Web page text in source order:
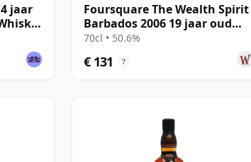
jaar
Foursquare The Wealth Spirit
Barbados 2006 19 jaar oud
Rum
70cl • 50.6%
€ 131 ?